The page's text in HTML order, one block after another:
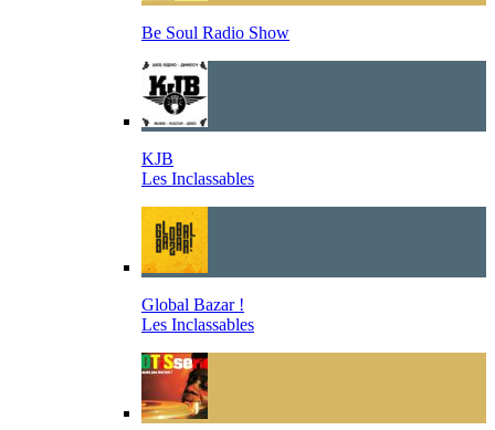
Be Soul Radio Show
KJB
Les Inclassables
Global Bazar !
Les Inclassables